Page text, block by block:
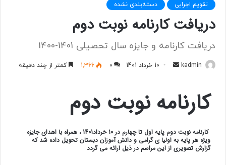
تقویم اجرایی دسته‌بندی نشده
دریافت کارنامه نوبت دوم
دریافت کارنامه و جایزه سال تحصیلی 1401-1400
kadmin
ا
ه
10 خرداد 1401 0
1,366 کمتر از چند دقیقه
کارنامه نوبت دوم
کارنامه نوبت دوم پایه اول تا چهارم در 10 خرداد1401 ، همراه با اهدای جایزه
ویژه هر پایه به اولیا ی گرامی و دانش آموزان دبستان تحویل داده شد که
گزارش تصویری از این مراسم در ذیل ارائه می گردد